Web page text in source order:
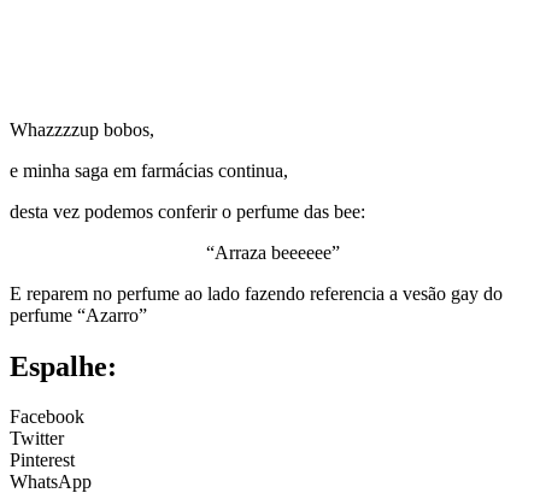
Whazzzzup bobos,
e minha saga em farmácias continua,
desta vez podemos conferir o perfume das bee:
“Arraza beeeeee”
E reparem no perfume ao lado fazendo referencia a vesão gay do
perfume “Azarro”
Espalhe:
Facebook
Twitter
Pinterest
WhatsApp